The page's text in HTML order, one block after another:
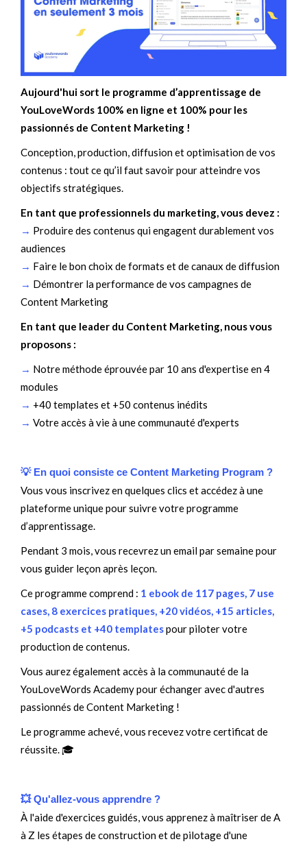
Aujourd'hui sort le programme d’apprentissage de
YouLoveWords 100% en ligne et 100% pour les
passionnés de Content Marketing !
Conception, production, diffusion et optimisation de vos
contenus : tout ce qu’il faut savoir pour atteindre vos
objectifs stratégiques.
En tant que professionnels du marketing, vous devez :
→ Produire des contenus qui engagent durablement vos
audiences
→ Faire le bon choix de formats et de canaux de diffusion
→ Démontrer la performance de vos campagnes de
Content Marketing
En tant que leader du Content Marketing, nous vous
proposons :
→ Notre méthode éprouvée par 10 ans d'expertise en 4
modules
→ +40 templates et +50 contenus inédits
→ Votre accès à vie à une communauté d'experts
💡 En quoi consiste ce Content Marketing Program ?
Vous vous inscrivez en quelques clics et accédez à une
plateforme unique pour suivre votre programme
d’apprentissage.
Pendant 3 mois, vous recevrez un email par semaine pour
vous guider leçon après leçon.
Ce programme comprend : 1 ebook de 117 pages, 7 use
cases, 8 exercices pratiques, +20 vidéos, +15 articles,
+5 podcasts et +40 templatespour piloter votre
production de contenus.
Vous aurez également accès à la communauté de la
YouLoveWords Academy pour échanger avec d'autres
passionnés de Content Marketing !
Le programme achevé, vous recevez votre certificat de
réussite. 🎓
💥 Qu'allez-vous apprendre ?
À l'aide d'exercices guidés, vous apprenez à maîtriser de A
à Z les étapes de construction et de pilotage d'une